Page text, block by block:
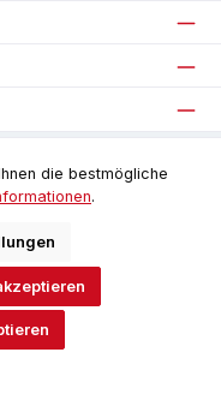
Versandkosten
angegeben.
vorbehalten. Theme by
die bestmögliche
.